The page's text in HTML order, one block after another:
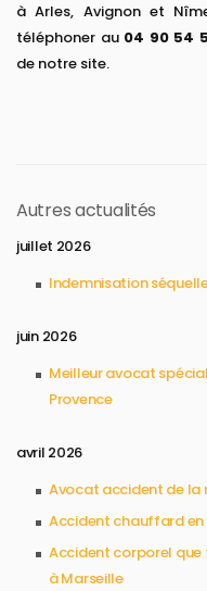
à Arles, Avignon et
téléphoner au 04 90 54
de notre site.
Autres actualités
juillet 2026
Indemnisation
juin 2026
Meilleur avocat
Provence
avril 2026
Avocat accident de la
Accident chauffard
Accident corporel
à Marseille